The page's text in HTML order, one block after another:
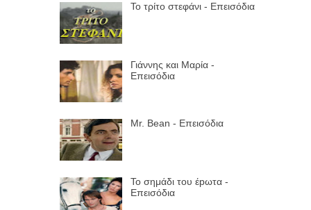
Το τρίτο στεφάνι - Επεισόδια
Γιάννης και Μαρία -
Επεισόδια
Mr. Bean - Επεισόδια
Το σημάδι του έpωτα -
Επεισόδια